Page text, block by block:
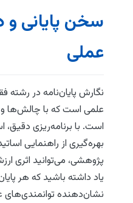
سخن پایانی و
عملی
نگارش پایان‌نامه در
علمی است که با چالش‌ها
است. با برنامه‌ریزی دقیق،
بهره‌گیری از راهنمایی
پژوهشی، می‌توانید اثری
یاد داشته باشید که هر
نشان‌دهنده توانمندی‌های